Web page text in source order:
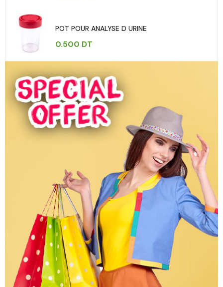
POT POUR ANALYSE D URINE
0.500 DT